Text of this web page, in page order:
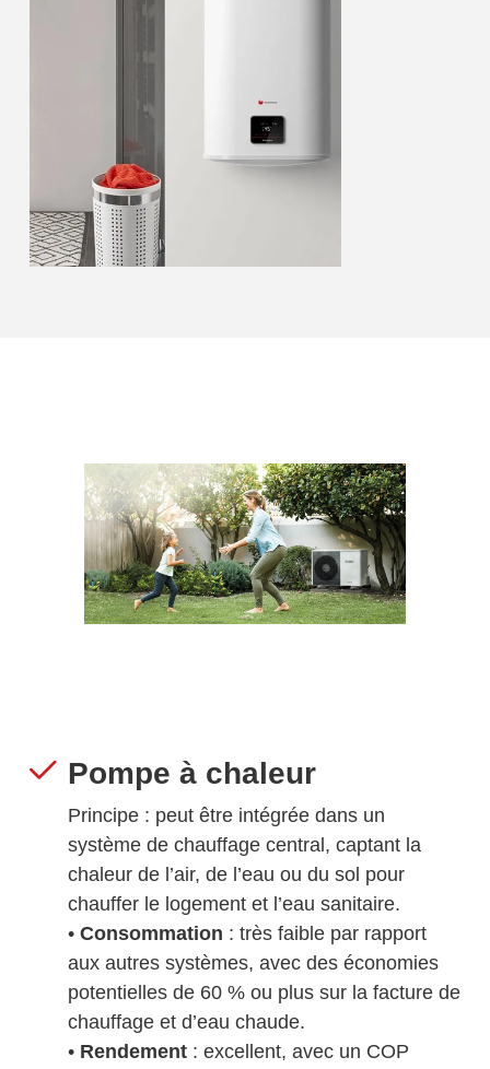
Pompe à chaleur
Principe : peut être intégrée dans un
système de chauffage central, captant la
chaleur de l’air, de l’eau ou du sol pour
chauffer le logement et l’eau sanitaire.
• Consommation : très faible par rapport
aux autres systèmes, avec des économies
potentielles de 60 % ou plus sur la facture de
chauffage et d’eau chaude.
• Rendement: excellent, avec un COP